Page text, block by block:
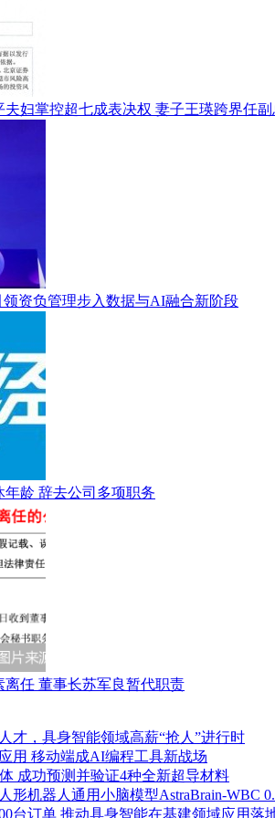
妇掌控超七成表决权 妻子王瑛跨界任副
资负管理步入数据与AI融合新阶段
龄 辞去公司多项职务
任 董事长苏军良暂代职责
才，具身智能领域高薪“抢人”进行时
用 移动端成AI编程工具新战场
成功预测并验证4种全新超导材料
形机器人通用小脑模型AstraBrain-WBC
台订单 推动具身智能在基建领域应用落